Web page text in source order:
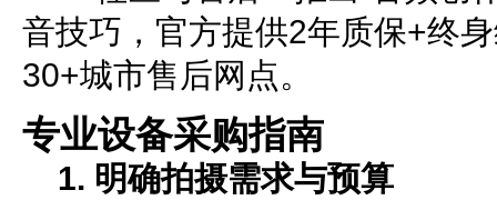
音技巧，官方提供2年质保+终
30+城市售后网点。
专业设备采购指南
1. 明确拍摄需求与预算